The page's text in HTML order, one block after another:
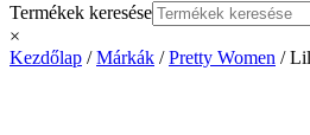
Termékek keresése
×
Kezdőlap /Márkák /Pretty Women /